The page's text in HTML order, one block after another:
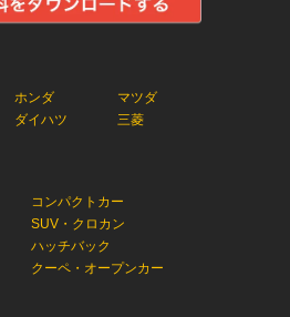
ホンダ
マツダ
ダイハツ 三菱
コンパクトカー
SUV・クロカン
ハッチバック
クーペ・オープンカー